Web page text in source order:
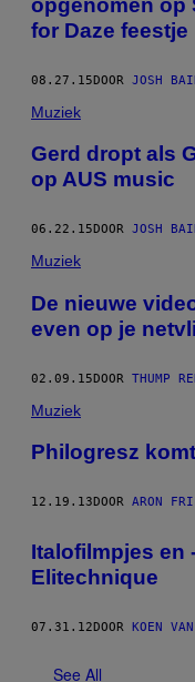
opgenomen op
for Daze feestje
08.27.15DOOR JOSH
Muziek
Gerd dropt als
op AUS music
06.22.15 DOOR JOSH
Muziek
De nieuwe
even op je
02.09.15DOOR THUMP
Muziek
Philogresz
12.19.13 DOOR ARON
Italofilmpjes en
Elitechnique
07.31.12DOOR KOEN
See All